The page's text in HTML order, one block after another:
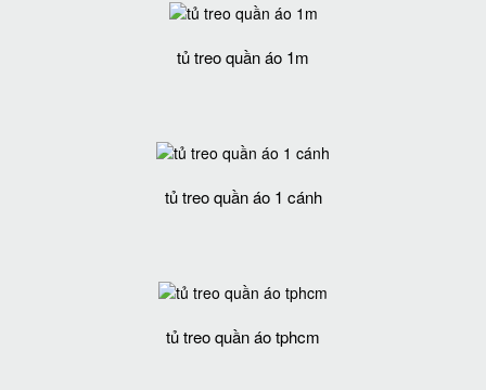
tủ treo quần áo 1m
tủ treo quần áo 1 cánh
tủ treo quần áo tphcm